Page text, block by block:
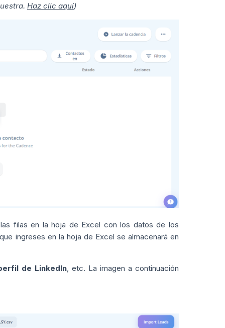
Haz clic aquí)
filas en la hoja de Excel con los datos de los
ingreses en la hoja de Excel se almacenará en
de LinkedIn, etc. La imagen a continuación